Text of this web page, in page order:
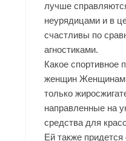
лучше
неурядицами и в
счастливы по
агностиками.
Какое спортивное
женщин Женщинам
только
направленные на
средства для
Ей также придется